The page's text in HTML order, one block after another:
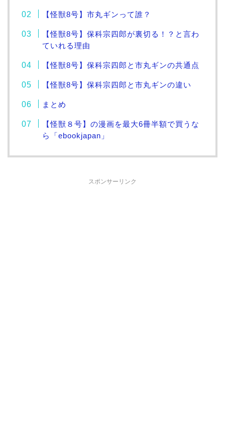
【怪獣8号】市丸ギンって誰？
【怪獣8号】保科宗四郎が裏切る！？と言わ
ていれる理由
【怪獣8号】保科宗四郎と市丸ギンの共通点
【怪獣8号】保科宗四郎と市丸ギンの違い
まとめ
【怪獣８号】の漫画を最大6冊半額で買うな
ら「ebookjapan」
スポンサーリンク